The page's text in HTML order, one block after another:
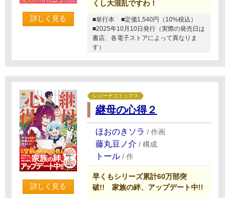
詳しく見る
くし大混乱ですわ！
■単行本
■定価1,540円（10%税込）
■2025年10月10日発行（実際の発売日は
書店、各電子ストアによって異なりま
す）
詳しく見る
レジーナコミックス
継母の心得２
ほおのきソラ / 作画
藤丸豆ノ介 / 構成
トール / 作
早くもシリーズ累計60万部突
破!! 家族の絆、アップデート中!!